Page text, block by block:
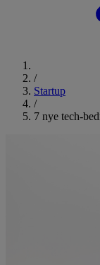
/
Startup
/
7 nye tech-